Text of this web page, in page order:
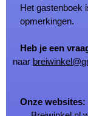
Het gastenboek
opmerkingen.
Heb je een
naar
Onze websites: